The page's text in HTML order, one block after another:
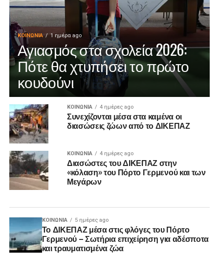
ΚΟΙΝΩΝΊΑ 1 ημέρα ago
Αγιασμός στα σχολεία 2026:
Πότε θα χτυπήσει το πρώτο
κουδούνι
ΚΟΙΝΩΝΊΑ 4 ημέρες ago
Συνεχίζονται μέσα στα καμένα οι
διασώσεις ζώων από το ΔΙΚΕΠΑΖ
ΚΟΙΝΩΝΊΑ 4 ημέρες ago
Διασώστες του ΔΙΚΕΠΑΖ στην
«κόλαση» του Πόρτο Γερμενού και των
Μεγάρων
ΚΟΙΝΩΝΊΑ 5 ημέρες ago
Το ΔΙΚΕΠΑΖ μέσα στις φλόγες του Πόρτο
Γερμενού – Σωτήρια επιχείρηση για αδέσποτα
και τραυματισμένα ζώα